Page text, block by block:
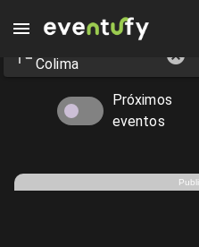
Eventos en Colima -
Colima
Próximos
eventos